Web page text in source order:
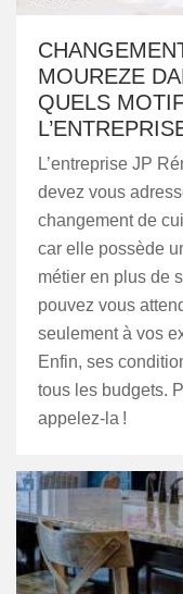
MOUREZE
QUELS
L’entreprise JP
devez vous
changement de
car elle possède
métier en plus de
pouvez vous
seulement à vos
Enfin, ses
tous les budgets.
appelez-la !